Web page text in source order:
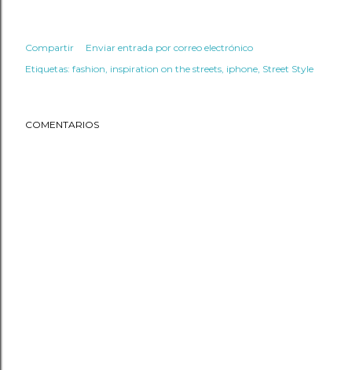
Compartir
Enviar entrada por correo electrónico
Etiquetas: fashion inspiration on the streets iphone Street Style
COMENTARIOS